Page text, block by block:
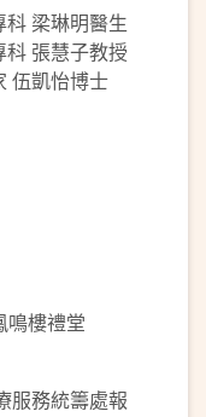
科 梁琳明醫生
科 張慧子教授
伍凱怡博士
鳴樓禮堂
服務統籌處報